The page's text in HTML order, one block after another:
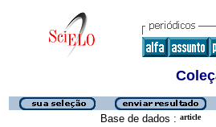
Base de dados : article